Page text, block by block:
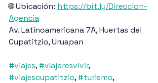
🌐 Ubicación: https://bit.ly/Direccion-
Agencia
Av. Latinoamericana 7A, Huertas del
Cupatitzio, Uruapan
#viajes, #viajaresvivir,
#viajescupatitzio, #turismo,